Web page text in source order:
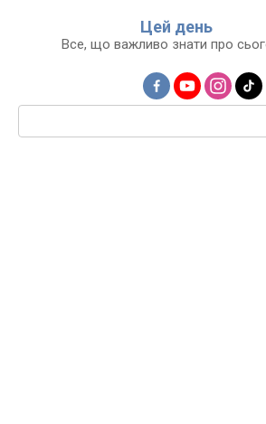
Цей день
Все, що важливо знати про
Пошук: